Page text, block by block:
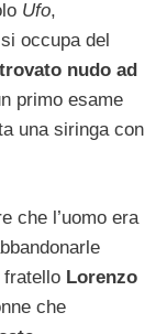
Ufo,
occupa del
nudo ad
primo esame
una siringa con
che l’uomo era
fratello Lorenzo
che